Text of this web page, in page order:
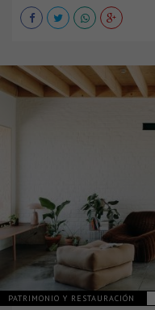
PATRIMONIO Y RESTAURACIÓN